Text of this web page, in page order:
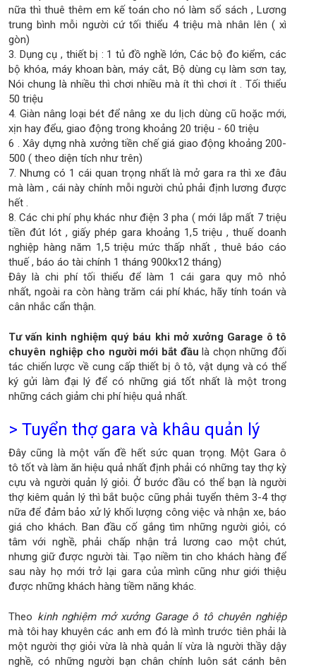
nữa thì thuê thêm em kế toán cho nó làm sổ sách , Lương
trung bình mỗi người cứ tối thiểu 4 triệu mà nhân lên ( xì
gòn)
3. Dụng cụ , thiết bị : 1 tủ đồ nghề lớn, Các bộ đo kiểm, các
bộ khóa, máy khoan bàn, máy cắt, Bộ dùng cụ làm sơn tay,
Nói chung là nhiều thì chơi nhiều mà ít thì chơi ít . Tối thiểu
50 triệu
4. Giàn nâng loại bét để nâng xe du lịch dùng cũ hoặc mới,
xịn hay đểu, giao động trong khoảng 20 triệu - 60 triệu
6 . Xây dựng nhà xưởng tiền chế giá giao động khoảng 200-
500 ( theo diện tích như trên)
7. Nhưng có 1 cái quan trọng nhất là mở gara ra thì xe đâu
mà làm , cái này chính mỗi người chủ phải định lương được
hết .
8. Các chi phí phụ khác như điện 3 pha ( mới lắp mất 7 triệu
tiền đút lót , giấy phép gara khoảng 1,5 triệu , thuế doanh
nghiệp hàng năm 1,5 triệu mức thấp nhất , thuê báo cáo
thuế , báo áo tài chính 1 tháng 900kx12 tháng)
Đây là chi phí tối thiểu để làm 1 cái gara quy mô nhỏ
nhất, ngoài ra còn hàng trăm cái phí khác, hãy tính toán và
cân nhắc cẩn thận.
Tư vấn kinh nghiệm quý báu khi mở xưởng Garage ô tô
chuyên nghiệp cho người mới bắt đầu là chọn những đối
tác chiến lược về cung cấp thiết bị ô tô, vật dụng và có thể
ký gửi làm đại lý để có những giá tốt nhất là một trong
những cách giảm chi phí hiệu quả nhất.
> Tuyển thợ gara và khâu quản lý
Đây cũng là một vấn đề hết sức quan trọng. Một Gara ô
tô tốt và làm ăn hiệu quả nhất định phải có những tay thợ kỳ
cựu và người quản lý giỏi. Ở bước đầu có thể bạn là người
thợ kiêm quản lý thì bắt buộc cũng phải tuyển thêm 3-4 thợ
nữa để đảm bảo xử lý khối lượng công việc và nhận xe, báo
giá cho khách. Ban đầu cố gắng tìm những người giỏi, có
tâm với nghề, phải chấp nhận trả lương cao một chút,
nhưng giữ được người tài. Tạo niềm tin cho khách hàng để
sau này họ mới trở lại gara của mình cũng như giới thiệu
được những khách hàng tiềm năng khác.
Theo kinh nghiệm mở xưởng Garage ô tô chuyên nghiệp
mà tôi hay khuyên các anh em đó là mình trước tiên phải là
một người thợ giỏi vừa là nhà quản lí vừa là người thầy dậy
nghề, có những người bạn chân chính luôn sát cánh bên